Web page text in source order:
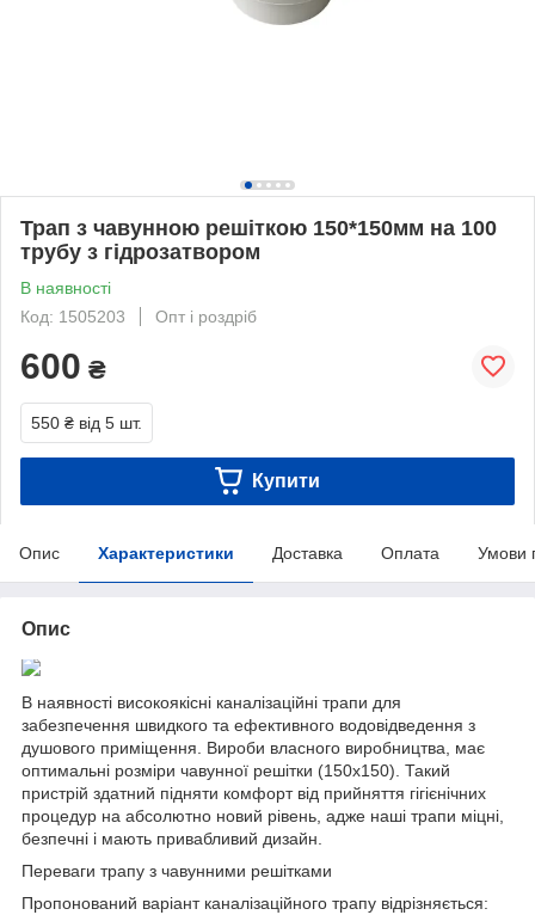
Трап з чавунною решіткою 150*150мм на 100
трубу з гідрозатвором
В наявності
Код: 1505203
Опт і роздріб
600 ₴
550 ₴ від 5 шт.
Купити
Опис Характеристики Доставка Оплата Умови
Опис
В наявності високоякісні каналізаційні трапи для
забезпечення швидкого та ефективного водовідведення з
душового приміщення. Вироби власного виробництва, має
оптимальні розміри чавунної решітки (150х150). Такий
пристрій здатний підняти комфорт від прийняття гігієнічних
процедур на абсолютно новий рівень, адже наші трапи міцні,
безпечні і мають привабливий дизайн.
Переваги трапу з чавунними решітками
Пропонований варіант каналізаційного трапу відрізняється: